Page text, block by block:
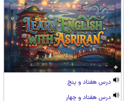
درس هفتاد و پنج
درس هفتاد و چهار